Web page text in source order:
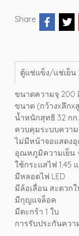
Share
ขนาดความจุ 200
ขนาด (กว้างxลึกx
น้ำหนักสุทธิ 32 กก.
ควบคุมระบบความ
ไม่มีหน้าจอแสดง
อุณหภูมิความเย็น
ใช้กระแสไฟ 1.45
มีหลอดไฟ LED
มีล้อเลื่อน สะดวก
มีกุญแจล็อค
มีตะกร้า 1 ใบ
การรับประกันควา